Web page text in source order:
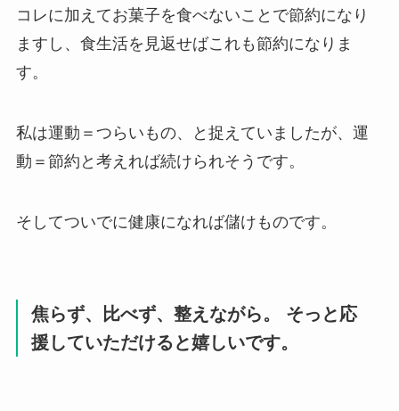
コレに加えてお菓子を食べないことで節約になり
ますし、食生活を見返せばこれも節約になりま
す。
私は運動＝つらいもの、と捉えていましたが、運
動＝節約と考えれば続けられそうです。
そしてついでに健康になれば儲けものです。
焦らず、比べず、整えながら。 そっと応
援していただけると嬉しいです。